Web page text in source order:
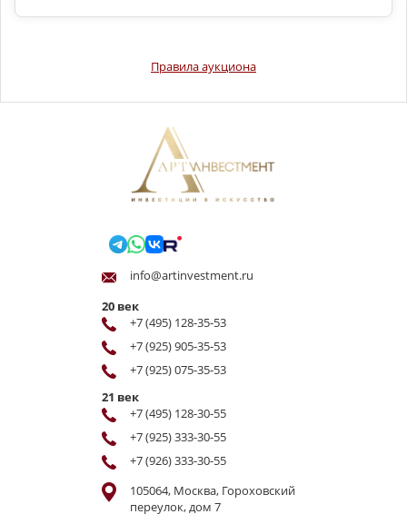
Правила аукциона
info@artinvestment.ru
20 век
+7 (495) 128-35-53
+7 (925) 905-35-53
+7 (925) 075-35-53
21 век
+7 (495) 128-30-55
+7 (925) 333-30-55
+7 (926) 333-30-55
105064, Москва, Гороховский
переулок, дом 7